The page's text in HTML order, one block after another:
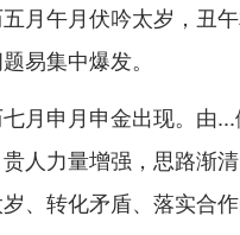
月午月伏吟太岁，丑
易集中爆发。
月申月申金出现。由
人力量增强，思路渐
、转化矛盾、落实合